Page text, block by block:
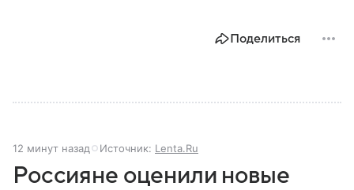
Поделиться
12 минут назад Источник: Lenta.Ru
Россияне оценили новые